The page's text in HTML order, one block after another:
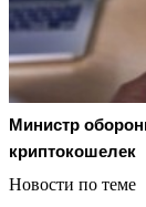
Министр
криптокошелек
Новости по теме